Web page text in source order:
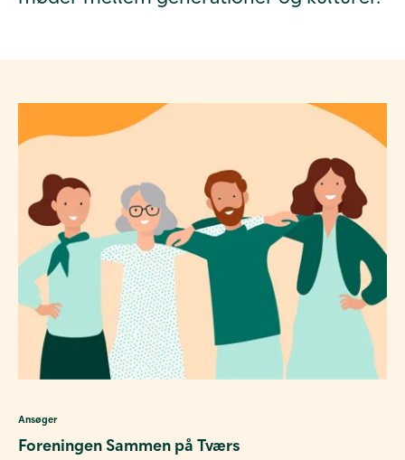
Ansøger
Foreningen Sammen på Tværs